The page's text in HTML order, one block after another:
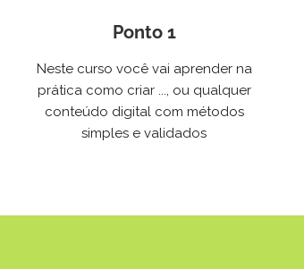
Ponto 1
Neste curso você vai aprender na
prática como criar ..., ou qualquer
conteúdo digital com métodos
simples e validados